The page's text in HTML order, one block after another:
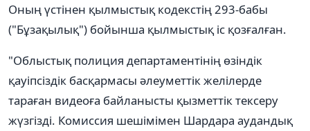
Оның үстінен қылмыстық кодекстің 293-бабы
("Бұзақылық") бойынша қылмыстық іс қозғалған.
"Облыстық полиция департаментінің өзіндік
қауіпсіздік басқармасы әлеуметтік желілерде
тараған видеоға байланысты қызметтік тексеру
жүзгізді. Комиссия шешімімен Шардара аудандық